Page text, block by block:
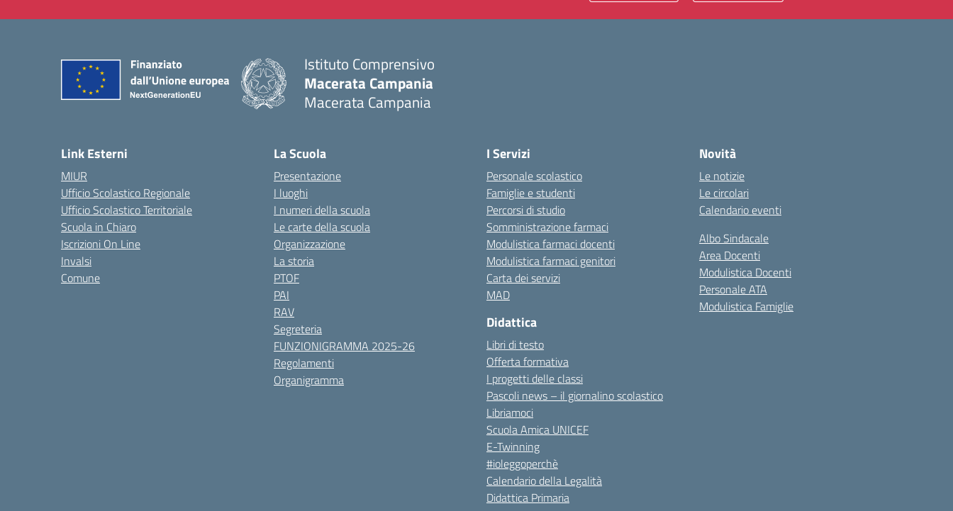
Istituto Comprensivo
Macerata Campania
Macerata Campania
Link Esterni
MIUR
Ufficio Scolastico Regionale
Ufficio Scolastico Territoriale
Scuola in Chiaro
Iscrizioni On Line
Invalsi
Comune
La Scuola
Presentazione
I luoghi
I numeri della scuola
Le carte della scuola
Organizzazione
La storia
PTOF
PAI
RAV
Segreteria
FUNZIONIGRAMMA 2025-26
Regolamenti
Organigramma
I Servizi
Personale scolastico
Famiglie e studenti
Percorsi di studio
Somministrazione farmaci
Modulistica farmaci docenti
Modulistica farmaci genitori
Carta dei servizi
MAD
Didattica
Libri di testo
Offerta formativa
I progetti delle classi
Pascoli news – il giornalino scolastico
Libriamoci
Scuola Amica UNICEF
E-Twinning
#ioleggoperchè
Calendario della Legalità
Didattica Primaria
Novità
Le notizie
Le circolari
Calendario eventi
Albo Sindacale
Area Docenti
Modulistica Docenti
Personale ATA
Modulistica Famiglie